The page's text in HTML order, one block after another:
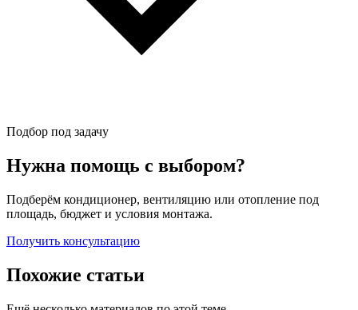
Подбор под задачу
Нужна помощь с выбором?
Подберём кондиционер, вентиляцию или отопление под
площадь, бюджет и условия монтажа.
Получить консультацию
Похожие статьи